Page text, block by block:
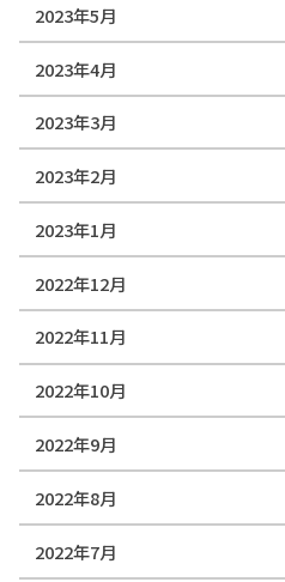
2023年5月
2023年4月
2023年3月
2023年2月
2023年1月
2022年12月
2022年11月
2022年10月
2022年9月
2022年8月
2022年7月